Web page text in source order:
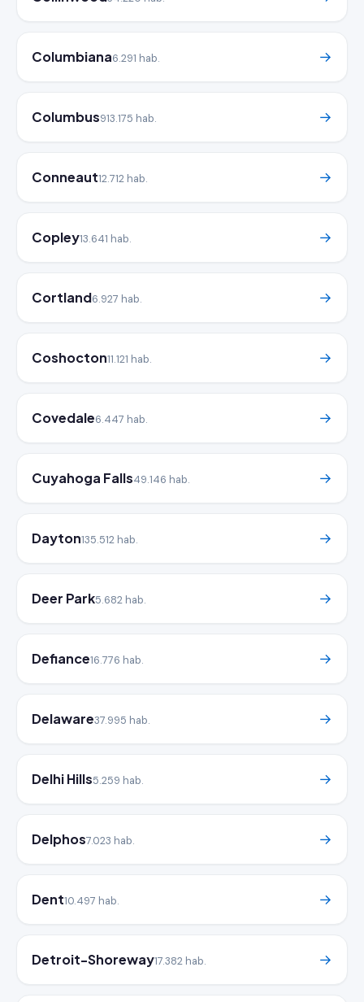
Columbiana6.291 hab. →
Columbus913.175 hab. →
Conneaut12.712 hab. →
Copley13.641 hab. →
Cortland6.927 hab. →
Coshocton11.121 hab. →
Covedale6.447 hab. →
Cuyahoga Falls49.146 hab. →
Dayton135.512 hab. →
Deer Park5.682 hab. →
Defiance16.776 hab. →
Delaware37.995 hab. →
Delhi Hills5.259 hab. →
Delphos7.023 hab. →
Dent10.497 hab. →
Detroit-Shoreway17.382 hab. →